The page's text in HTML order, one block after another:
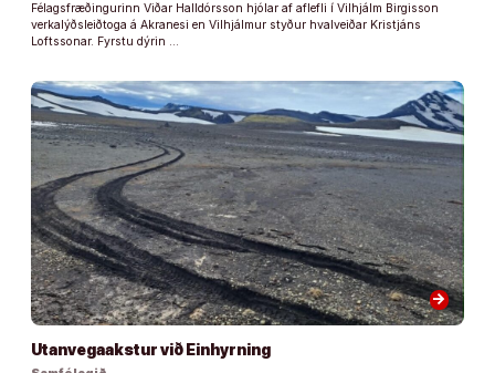
Félagsfræðingurinn Viðar Halldórsson hjólar af aflefli í Vilhjálm Birgisson
verkalýðsleiðtoga á Akranesi en Vilhjálmur styður hvalveiðar Kristjáns
Loftssonar. Fyrstu dýrin …
arrow_forward
Utanvegaakstur við Einhyrning